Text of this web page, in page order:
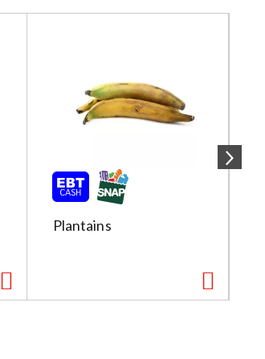
Plantains